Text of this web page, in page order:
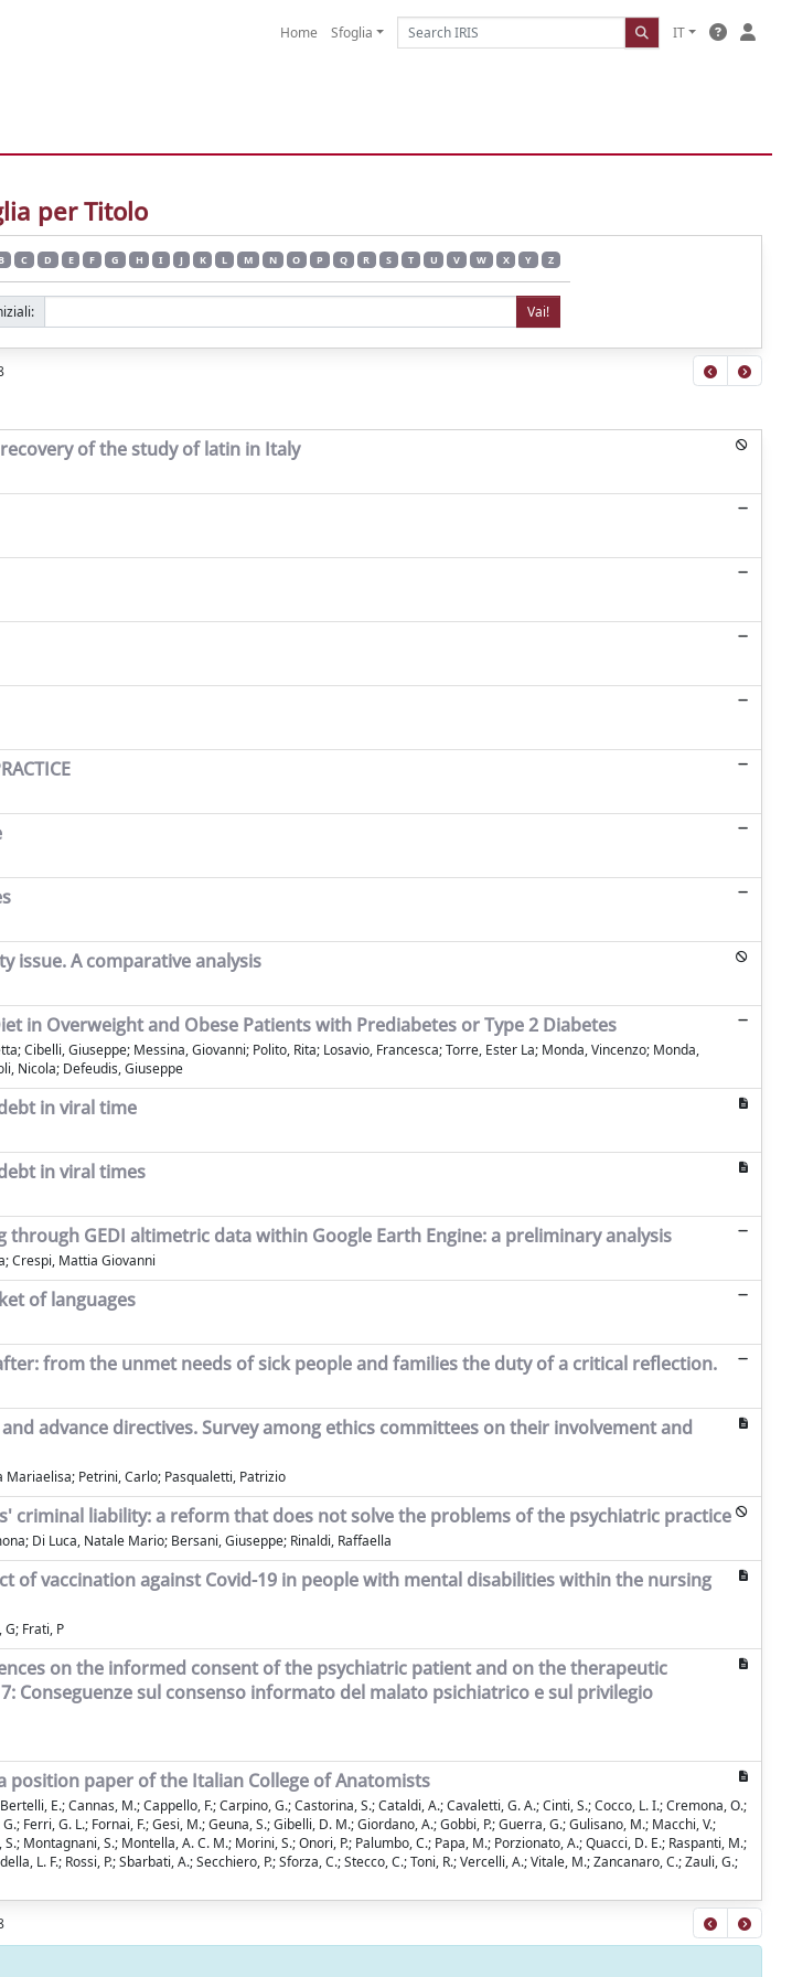
Home Sfoglia IT
per Titolo
B C D E F G H I J K L M N O P Q R S T U V W X Y Z
of the study of latin in Italy
issue. A comparative analysis
in Overweight and Obese Patients with Prediabetes or Type 2 Diabetes
Cibelli, Giuseppe; Messina, Giovanni; Polito, Rita; Losavio, Francesca; Torre, Ester La; Monda, Vincenzo; Monda,
Nicola; Defeudis, Giuseppe
in viral time
in viral times
GEDI altimetric data within Google Earth Engine: a preliminary analysis
Crespi, Mattia Giovanni
of languages
from the unmet needs of sick people and families the duty of a critical reflection.
advance directives. Survey among ethics committees on their involvement and
Petrini, Carlo; Pasqualetti, Patrizio
criminal liability: a reform that does not solve the problems of the psychiatric practice
Di Luca, Natale Mario; Bersani, Giuseppe; Rinaldi, Raffaella
of vaccination against Covid-19 in people with mental disabilities within the nursing
Frati, P
on the informed consent of the psychiatric patient and on the therapeutic
Conseguenze sul consenso informato del malato psichiatrico e sul privilegio
position paper of the Italian College of Anatomists
E.; Cannas, M.; Cappello, F.; Carpino, G.; Castorina, S.; Cataldi, A.; Cavaletti, G. A.; Cinti, S.; Cocco, L. I.; Cremona, O.;
Ferri, G. L.; Fornai, F.; Gesi, M.; Geuna, S.; Gibelli, D. M.; Giordano, A.; Gobbi, P.; Guerra, G.; Gulisano, M.; Macchi, V.;
Montagnani, S.; Montella, A. C. M.; Morini, S.; Onori, P.; Palumbo, C.; Papa, M.; Porzionato, A.; Quacci, D. E.; Raspanti, M.;
L. F.; Rossi, P.; Sbarbati, A.; Secchiero, P.; Sforza, C.; Stecco, C.; Toni, R.; Vercelli, A.; Vitale, M.; Zancanaro, C.; Zauli, G.;